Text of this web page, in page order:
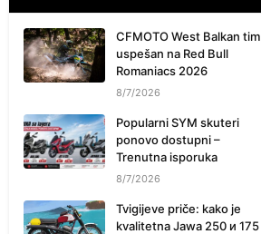
CFMOTO West Balkan tim
uspešan na Red Bull
Romaniacs 2026
8/7/2026
Popularni SYM skuteri
ponovo dostupni –
Trenutna isporuka
8/7/2026
Tvigijeve priče: kako je
kvalitetna Jawa 250 и 175